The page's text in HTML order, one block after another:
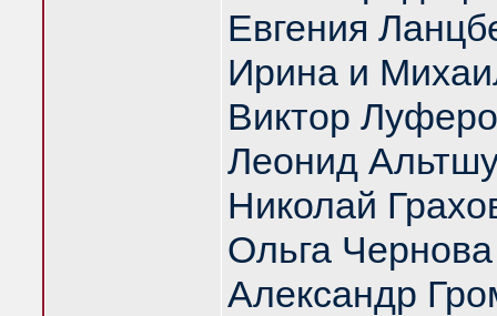
Евгения
Ирина и
Виктор
Леонид
Николай
Ольга Чернова
Александр